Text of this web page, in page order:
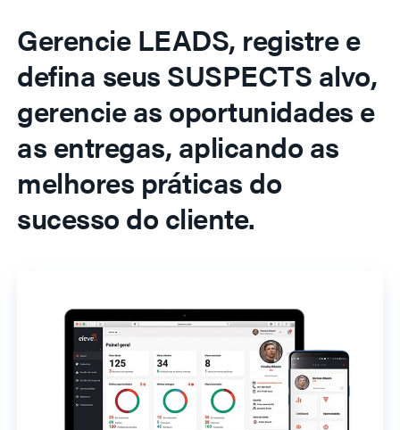
Gerencie LEADS, registre e
defina seus SUSPECTS alvo,
gerencie as oportunidades e
as entregas, aplicando as
melhores práticas do
sucesso do cliente.